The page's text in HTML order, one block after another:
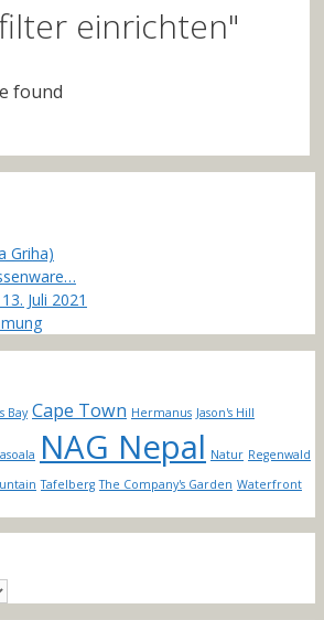
einrichten"
found
Griha)
Juli 2021
Bay Cape Town Hermanus Jason's Hill
NAG Nepal Natur Regenwald
Tafelberg The Company's Garden Waterfront